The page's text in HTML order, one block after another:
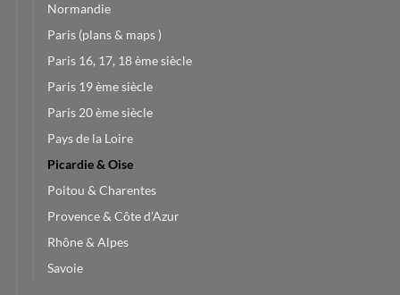
Normandie
Paris (plans & maps )
Paris 16, 17, 18 ème siècle
Paris 19 ème siècle
Paris 20 ème siècle
Pays de la Loire
Picardie & Oise
Poitou & Charentes
Provence & Côte d'Azur
Rhône & Alpes
Savoie